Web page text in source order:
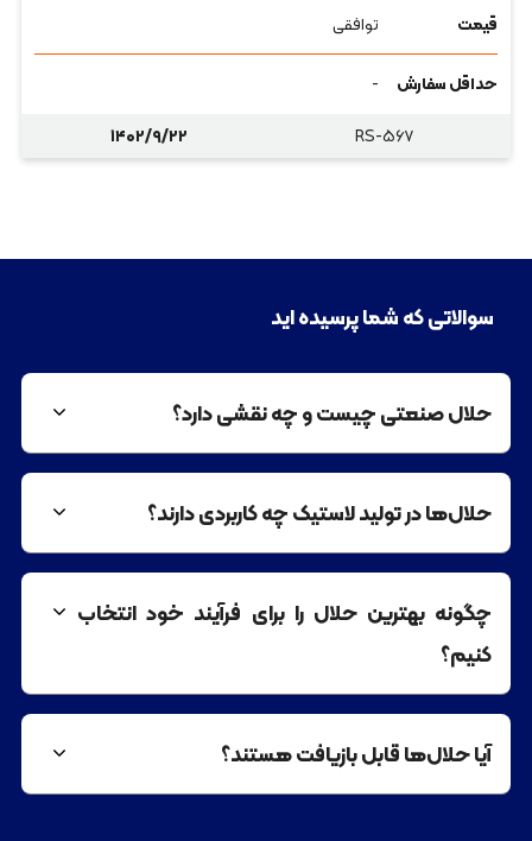
قیمت توافقی
حداقل سفارش
RS-۵۶۷
۱۴۰۲/۹/۲۲
سوالاتی که شما پرسیده اید
حلال صنعتی چیست و چه نقشی دارد؟
حلال‌ها در تولید لاستیک چه کاربردی دارند؟
چگونه بهترین حلال را برای فرآیند خود انتخاب
کنیم؟
آیا حلال‌ها قابل بازیافت هستند؟